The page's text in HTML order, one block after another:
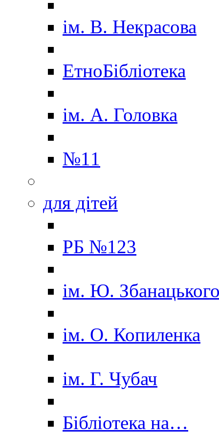
ім. В. Некрасова
ЕтноБібліотека
ім. А. Головка
№11
для дітей
РБ №123
ім. Ю.
ім. О. Копиленка
ім. Г. Чубач
Бібліотека на…